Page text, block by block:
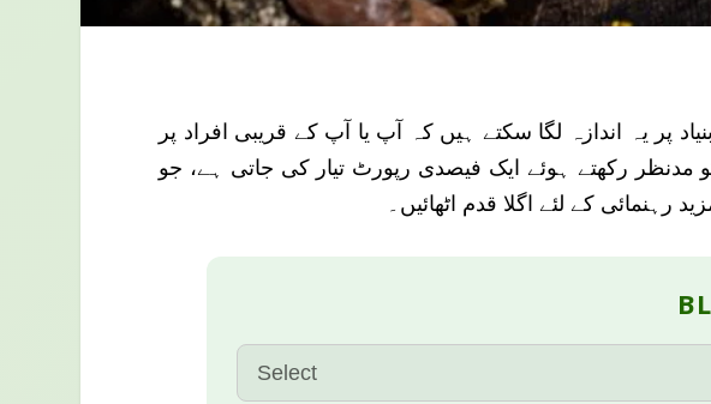
پر یہ اندازہ لگا سکتے ہیں کہ آپ یا آپ کے قریبی افراد پر
رکھتے ہوئے ایک فیصدی رپورٹ تیار کی جاتی ہے، جو
کے لئے اگلا قدم اٹھائیں۔